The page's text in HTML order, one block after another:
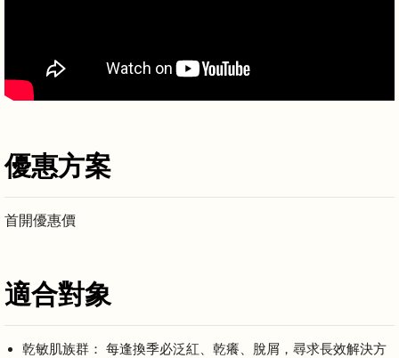
優惠方案
首開優惠價
適合對象
乾敏肌族群： 每逢換季必泛紅、乾癢、脫屑，尋求長效解決方